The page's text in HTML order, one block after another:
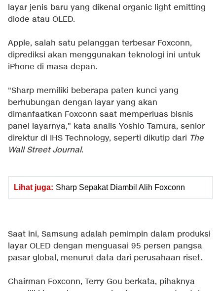
layar jenis baru yang dikenal organic light emitting
diode atau OLED.
Apple, salah satu pelanggan terbesar Foxconn,
diprediksi akan menggunakan teknologi ini untuk
iPhone di masa depan.
"Sharp memiliki beberapa paten kunci yang
berhubungan dengan layar yang akan
dimanfaatkan Foxconn saat memperluas bisnis
panel layarnya," kata analis Yoshio Tamura, senior
direktur di IHS Technology, seperti dikutip dari The
Wall Street Journal.
Lihat juga: Sharp Sepakat Diambil Alih Foxconn
Saat ini, Samsung adalah pemimpin dalam produksi
layar OLED dengan menguasai 95 persen pangsa
pasar global, menurut data dari perusahaan riset.
Chairman Foxconn, Terry Gou berkata, pihaknya